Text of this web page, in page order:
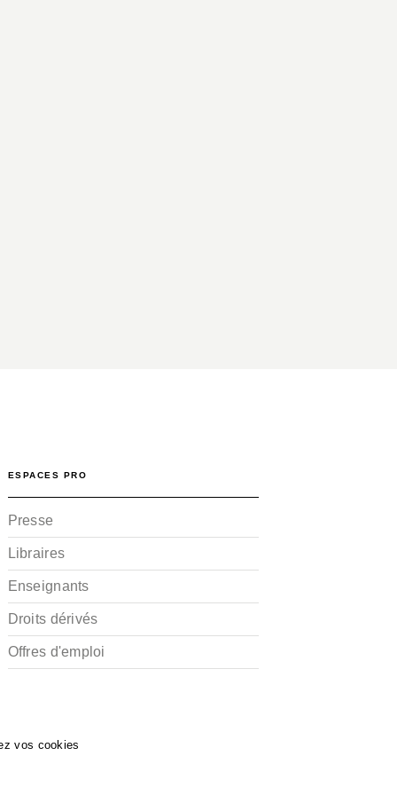
ESPACES PRO
Presse
Libraires
Enseignants
Droits dérivés
Offres d'emploi
vos cookies